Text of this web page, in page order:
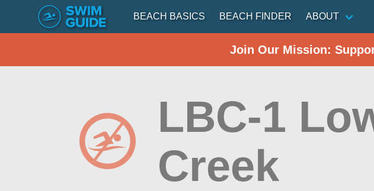
BEACH BASICS BEACH FINDER ABOUT
Join Our Mission:
LBC-1
Creek